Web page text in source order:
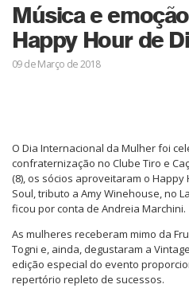
Música e
Happy Hour de
09 de Março de 2018
O Dia Internacional da Mulher foi
confraternização no Clube Tiro e
(8), os sócios aproveitaram o Happy
Soul, tributo a Amy Winehouse, no
ficou por conta de Andreia Marchini.
As mulheres receberam mimo da
Togni e, ainda, degustaram a
edição especial do evento
repertório repleto de sucessos.